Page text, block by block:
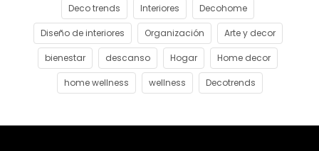
Deco trends Interiores Decohome
Diseño de interiores Organización Arte y decor
bienestar descanso Hogar Home decor
home wellness wellness Decotrends